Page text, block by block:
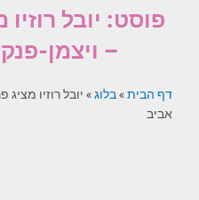
פוסט: יובל
– ויצמן-
דף הבית»בלוג» יובל רוזיו
אביב